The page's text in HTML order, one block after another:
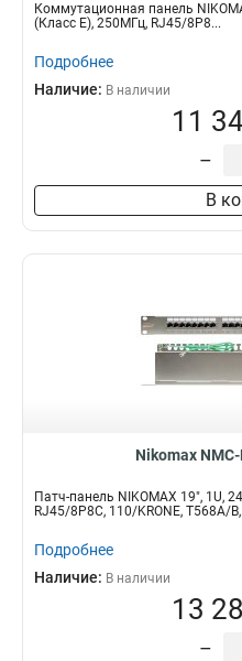
Коммутационная панель
(Класс E), 250МГц, RJ45/8P8...
Подробнее
Наличие: В наличии
11
–
В
Nikomax
Патч-панель NIKOMAX 19", 1U,
RJ45/8P8C, 110/KRONE, T568A/
Подробнее
Наличие: В наличии
13
–